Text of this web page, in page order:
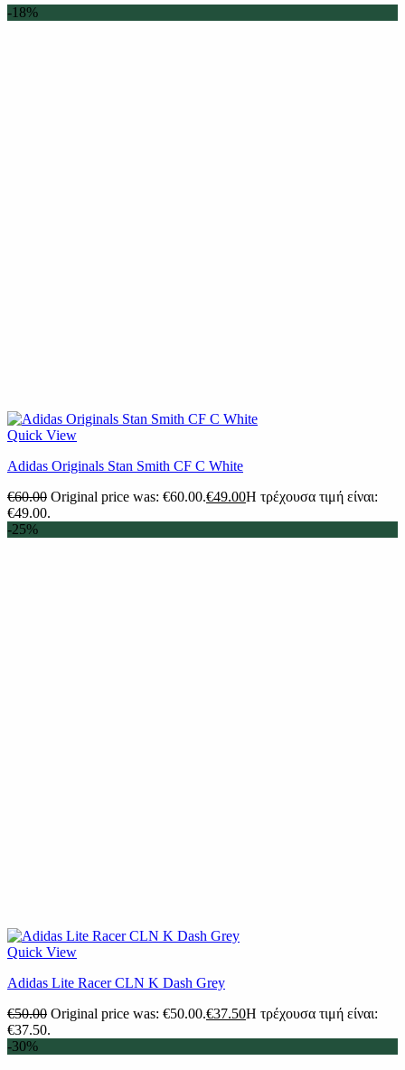
-18%
Quick View
Adidas Originals Stan Smith CF C White
€60.00 Original price was: €60.00.€49.00Η τρέχουσα τιμή είναι:
€49.00.
-25%
Quick View
Adidas Lite Racer CLN K Dash Grey
€50.00 Original price was: €50.00.€37.50Η τρέχουσα τιμή είναι:
€37.50.
-30%